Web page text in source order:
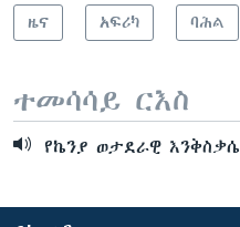
ዜና አፍሪካ ባሕል
ተመሳሳይ ርእስ
የኬንያ ወታደራዊ እንቅስቃሴ